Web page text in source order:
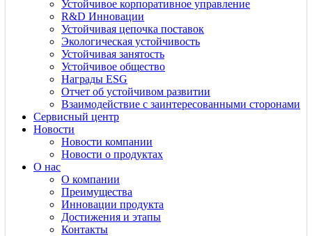
Устойчивое корпоративное управление
R&D Инновации
Устойчивая цепочка поставок
Экологическая устойчивость
Устойчивая занятость
Устойчивое общество
Награды ESG
Отчет об устойчивом развитии
Взаимодействие с заинтересованными сторонами
Сервисный центр
Новости
Новости компании
Новости о продуктах
О нас
О компании
Преимущества
Инновации продукта
Достижения и этапы
Контакты